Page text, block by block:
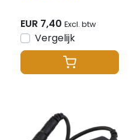
STD004B
EUR 7,40 Excl. btw
Vergelijk